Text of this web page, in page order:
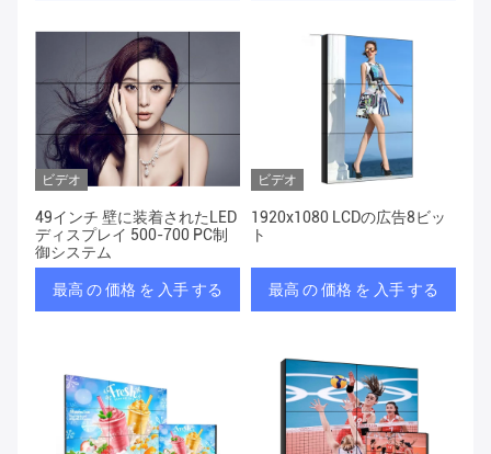
ビデオ
49インチ 壁に装着されたLED
ディスプレイ 500-700 PC制
御システム
最高 の 価格 を 入手 する
ビデオ
1920x1080 LCDの広告8ビッ
ト
最高 の 価格 を 入手 する